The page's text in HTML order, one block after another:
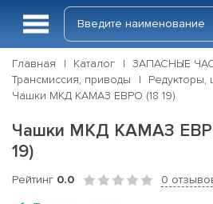
Главная Каталог
ЗАПАСНЫЕ
Трансмиссия, приводы
Редукторы,
Чашки МКД КАМАЗ ЕВРО (18 19)
Чашки МКД КАМАЗ
19)
Рейтинг 0.0 0